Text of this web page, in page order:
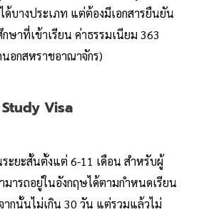
ด้บางประเภท แต่ต้องมีเอกสารยืนยัน
ษาที่เข้าเรียน ค่าธรรมเนียม 363
อกสหราชอาณาจักร)
Visa
ระยะสั้นตั้งแต่ 6-11 เดือน สำหรับผู้
ารถอยู่ในอังกฤษได้ตามกำหนดเรียน
ากนั้นไม่เกิน 30 วัน แต่รวมแล้วไม่